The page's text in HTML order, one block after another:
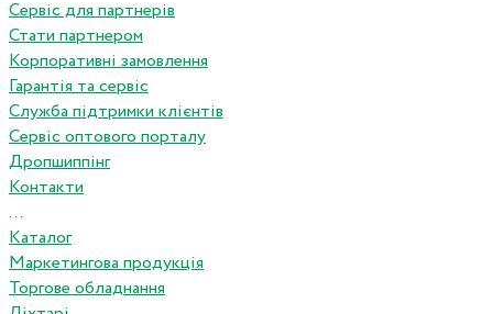
Сервіс для партнерів
Стати партнером
Корпоративні замовлення
Гарантія та сервіс
Служба підтримки клієнтів
Сервіс оптового порталу
Дропшиппінг
Контакти
...
Каталог
Маркетингова продукція
Торгове обладнання